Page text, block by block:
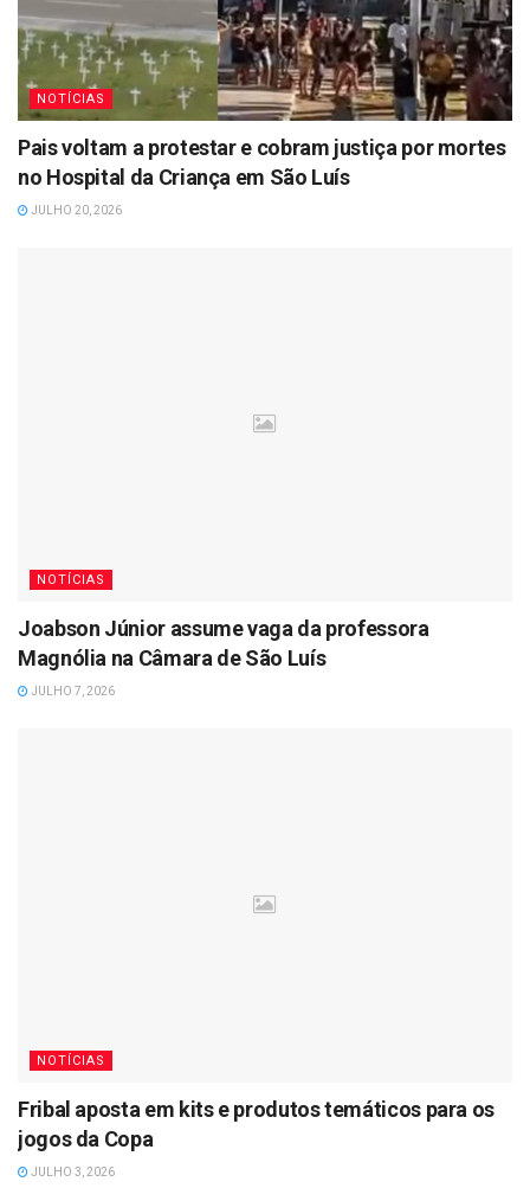
NOTÍCIAS
Pais voltam a protestar e cobram justiça por mortes
no Hospital da Criança em São Luís
JULHO 20, 2026
NOTÍCIAS
Joabson Júnior assume vaga da professora
Magnólia na Câmara de São Luís
JULHO 7, 2026
NOTÍCIAS
Fribal aposta em kits e produtos temáticos para os
jogos da Copa
JULHO 3, 2026